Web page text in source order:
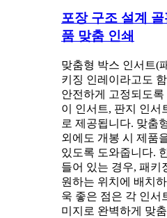
포장 구조 설계 골
품 맞춤 인쇄
맞춤형 박스 인서트(
키징 인레이라고도
안전하게 고정되도
이 인서트, 판지 인서
로 제공됩니다. 맞춤
외에도 개봉 시 제품
있도록 도와줍니다.
들어 있는 경우, 패키
원하는 위치에 배치
욱 좋은 점은 각 인서
미지로 완벽하게 맞